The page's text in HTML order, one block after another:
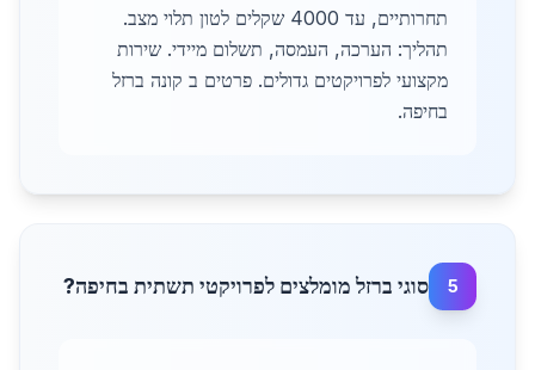
תחרותיים, עד 4000 שקלים לטון תלוי מצב.
תהליך: הערכה, העמסה, תשלום מיידי. שירות
מקצועי לפרויקטים גדולים. פרטים ב קונה ברזל
בחיפה.
5 סוגי ברזל מומלצים לפרויקטי תשתית בחיפה?